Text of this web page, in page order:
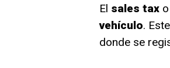
El sales taxo
vehículo.
donde se